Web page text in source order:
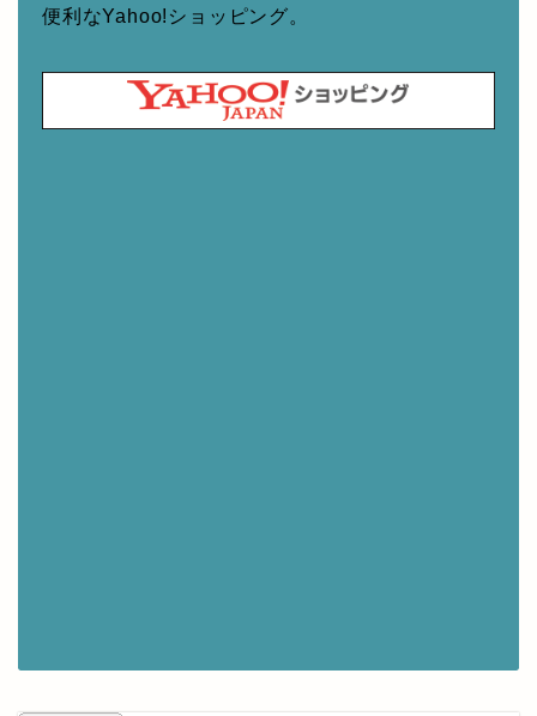
便利なYahoo!ショッピング。